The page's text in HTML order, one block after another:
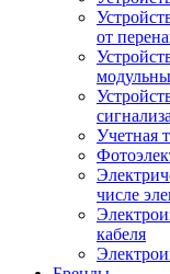
от
Учетная
числе
кабеля